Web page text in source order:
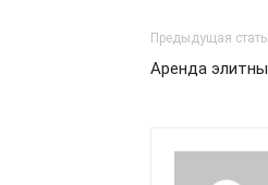
Предыдущая
Аренда